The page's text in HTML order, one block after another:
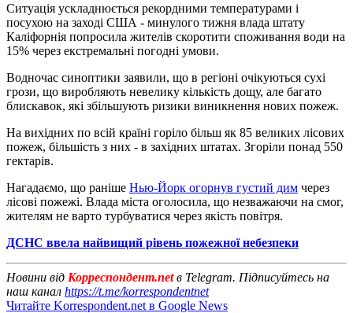
Ситуація ускладнюється рекордними температурами і
посухою на заході США - минулого тижня влада штату
Каліфорнія попросила жителів скоротити споживання води на
15% через екстремальні погодні умови.
Водночас синоптики заявили, що в регіоні очікуються сухі
грози, що виробляють невелику кількість дощу, але багато
блискавок, які збільшують ризики виникнення нових пожеж.
На вихідних по всій країні горіло більш як 85 великих лісових
пожеж, більшість з них - в західних штатах. Згоріли понад 550
гектарів.
Нагадаємо, що раніше Нью-Йорк огорнув густий дим через
лісові пожежі. Влада міста оголосила, що незважаючи на смог,
жителям не варто турбуватися через якість повітря.
ДСНС ввела найвищий рівень пожежної небезпеки
Новини від Корреспондент.netв Telegram. Підписуйтесь на
наш канал https://t.me/korrespondentnet
Читайте Korrespondent.net в Google News